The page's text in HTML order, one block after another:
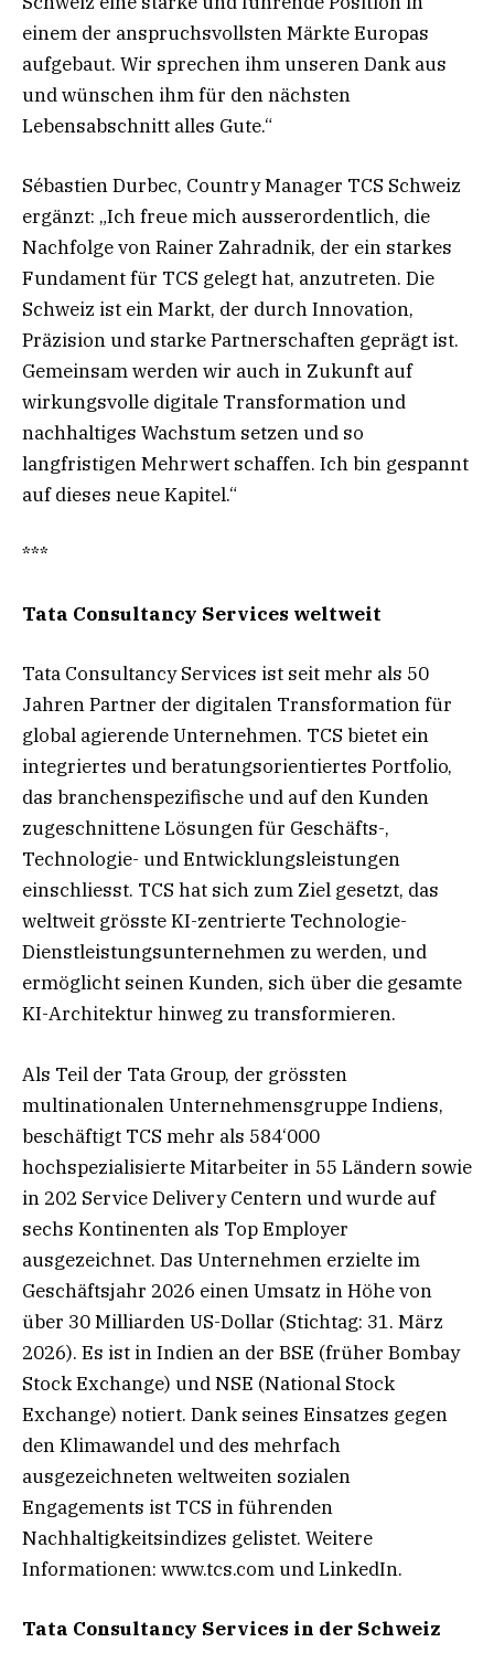
einem der anspruchsvollsten Märkte Europas
aufgebaut. Wir sprechen ihm unseren Dank aus
und wünschen ihm für den nächsten
Lebensabschnitt alles Gute.“
Sébastien Durbec, Country Manager TCS Schweiz
ergänzt: „Ich freue mich ausserordentlich, die
Nachfolge von Rainer Zahradnik, der ein starkes
Fundament für TCS gelegt hat, anzutreten. Die
Schweiz ist ein Markt, der durch Innovation,
Präzision und starke Partnerschaften geprägt ist.
Gemeinsam werden wir auch in Zukunft auf
wirkungsvolle digitale Transformation und
nachhaltiges Wachstum setzen und so
langfristigen Mehrwert schaffen. Ich bin gespannt
auf dieses neue Kapitel.“
***
Tata Consultancy Services weltweit
Tata Consultancy Services ist seit mehr als 50
Jahren Partner der digitalen Transformation für
global agierende Unternehmen. TCS bietet ein
integriertes und beratungsorientiertes Portfolio,
das branchenspezifische und auf den Kunden
zugeschnittene Lösungen für Geschäfts-,
Technologie- und Entwicklungsleistungen
einschliesst. TCS hat sich zum Ziel gesetzt, das
weltweit grösste KI-zentrierte Technologie-
Dienstleistungsunternehmen zu werden, und
ermöglicht seinen Kunden, sich über die gesamte
KI-Architektur hinweg zu transformieren.
Als Teil der Tata Group, der grössten
multinationalen Unternehmensgruppe Indiens,
beschäftigt TCS mehr als 584‘000
hochspezialisierte Mitarbeiter in 55 Ländern sowie
in 202 Service Delivery Centern und wurde auf
sechs Kontinenten als Top Employer
ausgezeichnet. Das Unternehmen erzielte im
Geschäftsjahr 2026 einen Umsatz in Höhe von
über 30 Milliarden US-Dollar (Stichtag: 31. März
2026). Es ist in Indien an der BSE (früher Bombay
Stock Exchange) und NSE (National Stock
Exchange) notiert. Dank seines Einsatzes gegen
den Klimawandel und des mehrfach
ausgezeichneten weltweiten sozialen
Engagements ist TCS in führenden
Nachhaltigkeitsindizes gelistet. Weitere
Informationen: www.tcs.com und LinkedIn.
Tata Consultancy Services in der Schweiz